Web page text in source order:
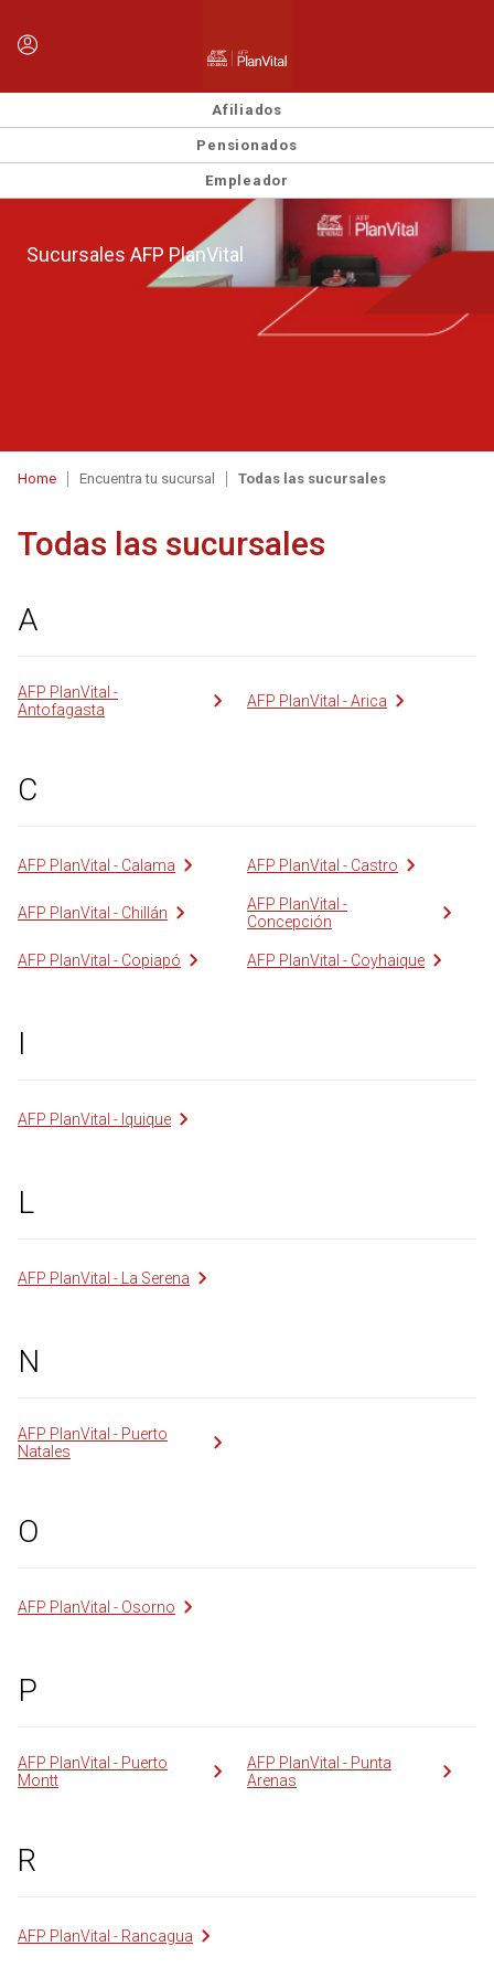
Afiliados
Pensionados
Empleador
Sucursales AFP PlanVital
Home Encuentra tu sucursal Todas las sucursales
Todas las sucursales
A
AFP PlanVital -
Antofagasta
AFP PlanVital - Arica
C
AFP PlanVital - Calama AFP PlanVital - Castro
AFP PlanVital - Chillán
AFP PlanVital -
Concepción
AFP PlanVital - Copiapó AFP PlanVital - Coyhaique
I
AFP PlanVital - Iquique
L
AFP PlanVital - La Serena
N
AFP PlanVital - Puerto
Natales
O
AFP PlanVital - Osorno
P
AFP PlanVital - Puerto
Montt
AFP PlanVital - Punta
Arenas
R
AFP PlanVital - Rancagua